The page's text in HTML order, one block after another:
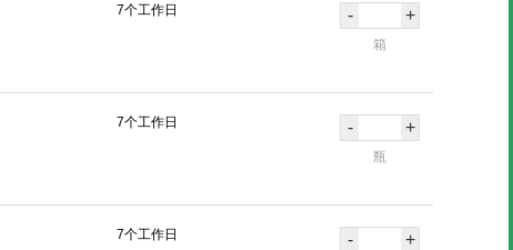
7个工作日 - +
箱
7个工作日 - +
瓶
7个工作日 - +